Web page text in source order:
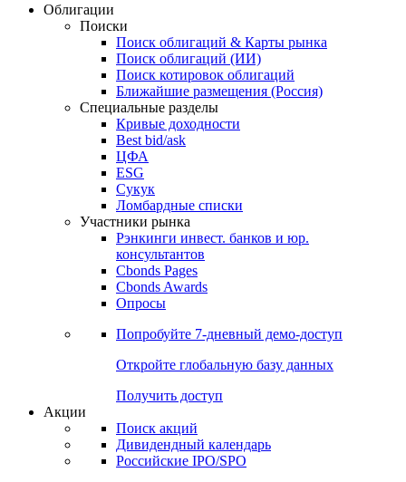
Облигации
Поиски
Поиск облигаций & Карты рынка
Поиск облигаций (ИИ)
Поиск котировок облигаций
Ближайшие размещения (Россия)
Специальные разделы
Кривые доходности
Best bid/ask
ЦФА
ESG
Сукук
Ломбардные списки
Участники рынка
Рэнкинги инвест. банков и юр.
консультантов
Cbonds Pages
Cbonds Awards
Опросы
Попробуйте 7-дневный демо-доступ
Откройте глобальную базу данных
Получить доступ
Акции
Поиск акций
Дивидендный календарь
Российские IPO/SPO